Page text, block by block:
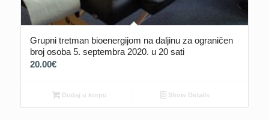
Grupni tretman bioenergijom na daljinu za ograničen
broj osoba 5. septembra 2020. u 20 sati
20.00€
Dodaj u korpu Show Details